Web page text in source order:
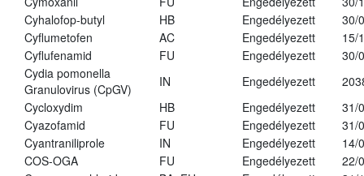
Cyhalofop-butyl
HB Engedélyezett
30/
Cyflumetofen
AC Engedélyezett
15/
Cyflufenamid
FU Engedélyezett
30/
Cydia pomonella
Granulovirus (CpGV)
IN Engedélyezett
Cycloxydim
HB Engedélyezett
31/
Cyazofamid
FU Engedélyezett
31/
Cyantraniliprole
IN Engedélyezett
14/
COS-OGA
FU Engedélyezett
22/